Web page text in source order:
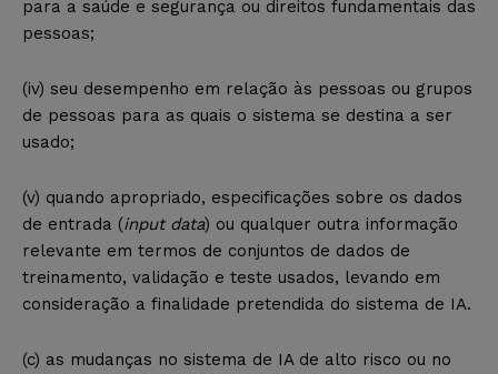
para a saúde e segurança ou direitos fundamentais das
pessoas;
(iv) seu desempenho em relação às pessoas ou grupos
de pessoas para as quais o sistema se destina a ser
usado;
(v) quando apropriado, especificações sobre os dados
de entrada (input data) ou qualquer outra informação
relevante em termos de conjuntos de dados de
treinamento, validação e teste usados, levando em
consideração a finalidade pretendida do sistema de IA.
(c) as mudanças no sistema de IA de alto risco ou no